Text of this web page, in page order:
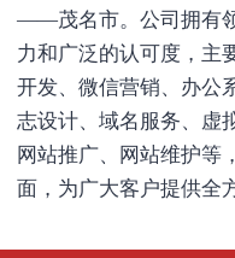
——茂名市。公司拥有
力和广泛的认可度，主
开发、微信营销、办公
志设计、域名服务、虚
网站推广、网站维护等
面，为广大客户提供全